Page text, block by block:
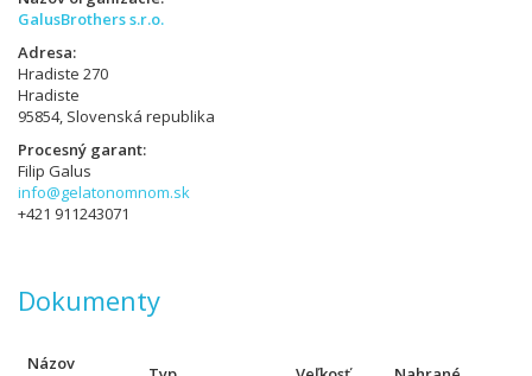
GalusBrothers s.r.o.
Adresa
Hradiste 270
Hradiste
95854, Slovenská republika
Procesný garant
Filip Galus
info@gelatonomnom.sk
+421 911243071
Dokumenty
Názov